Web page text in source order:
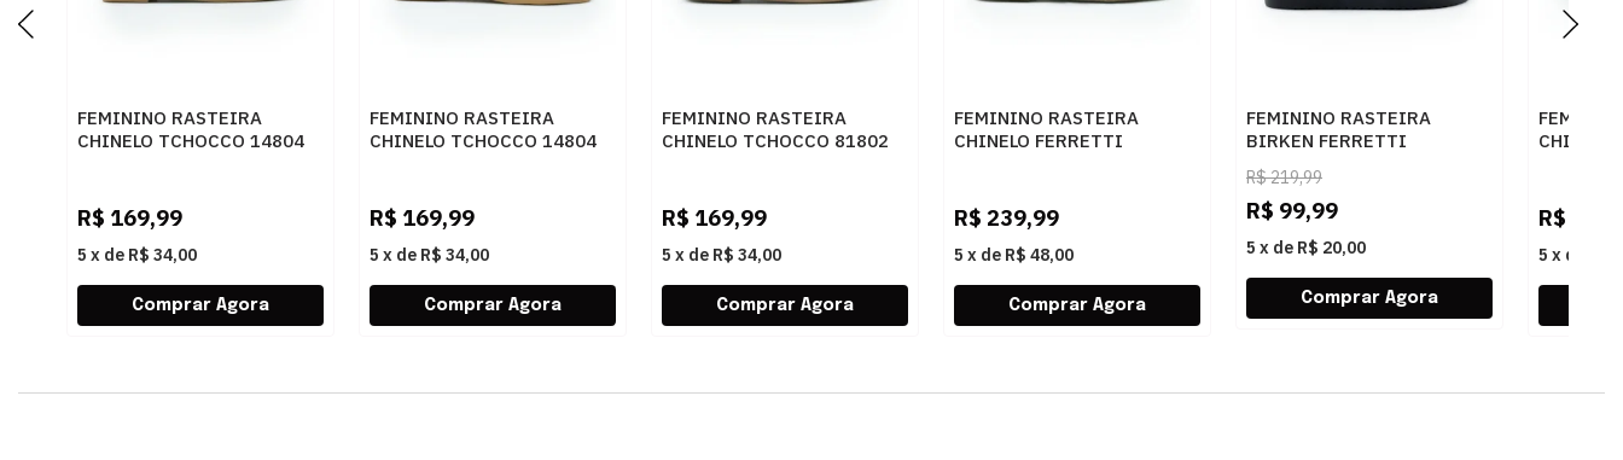
FEMININO RASTEIRA
CHINELO TCHOCCO 14804
R$ 169,99
5 x de R$ 34,00
FEMININO RASTEIRA
CHINELO TCHOCCO 14804
R$ 169,99
5 x de R$ 34,00
FEMININO RASTEIRA
CHINELO TCHOCCO 81802
R$ 169,99
5 x de R$ 34,00
FEMININO RASTEIRA
CHINELO FERRETTI
R$ 239,99
5 x de R$ 48,00
FEMININO RASTEIRA
BIRKEN FERRETTI
Z615627007 NAPA MADRI
WHISKY
R$219,99
R$ 99,99
5 x de R$ 20,00
CHINELO
R$
5 x de